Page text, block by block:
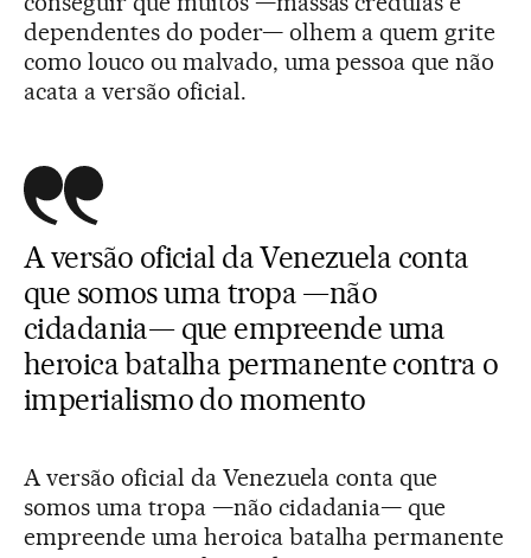
dependentes do poder— olhem a quem grite
como louco ou malvado, uma pessoa que não
acata a versão oficial.
A versão oficial da Venezuela conta
que somos uma tropa —não
cidadania— que empreende uma
heroica batalha permanente contra o
imperialismo do momento
A versão oficial da Venezuela conta que
somos uma tropa —não cidadania— que
empreende uma heroica batalha permanente